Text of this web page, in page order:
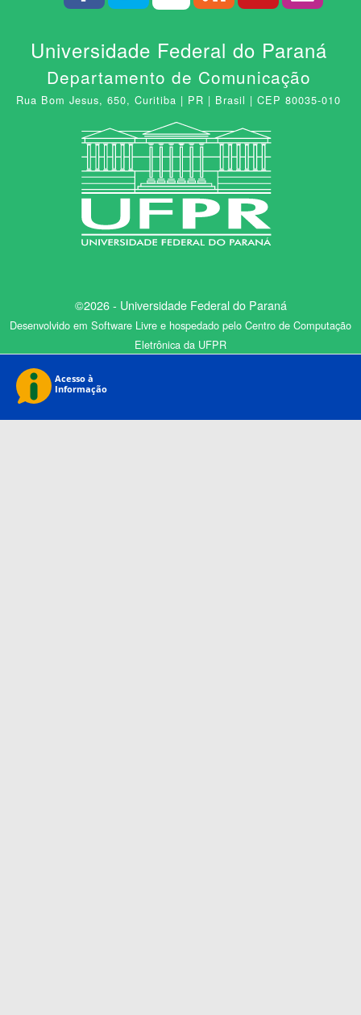
Universidade Federal do Paraná
Departamento de Comunicação
Rua Bom Jesus, 650, Curitiba | PR | Brasil | CEP 80035-010
©2026 - Universidade Federal do Paraná
Desenvolvido em Software Livre e hospedado pelo Centro de Computação
Eletrônica da UFPR